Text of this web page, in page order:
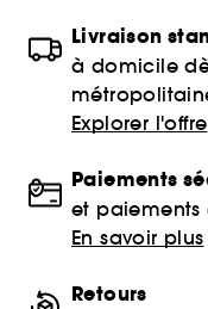
Livraison
à domicile
Explorer l'offre
Paiements
et paiements
En savoir plus
Retours